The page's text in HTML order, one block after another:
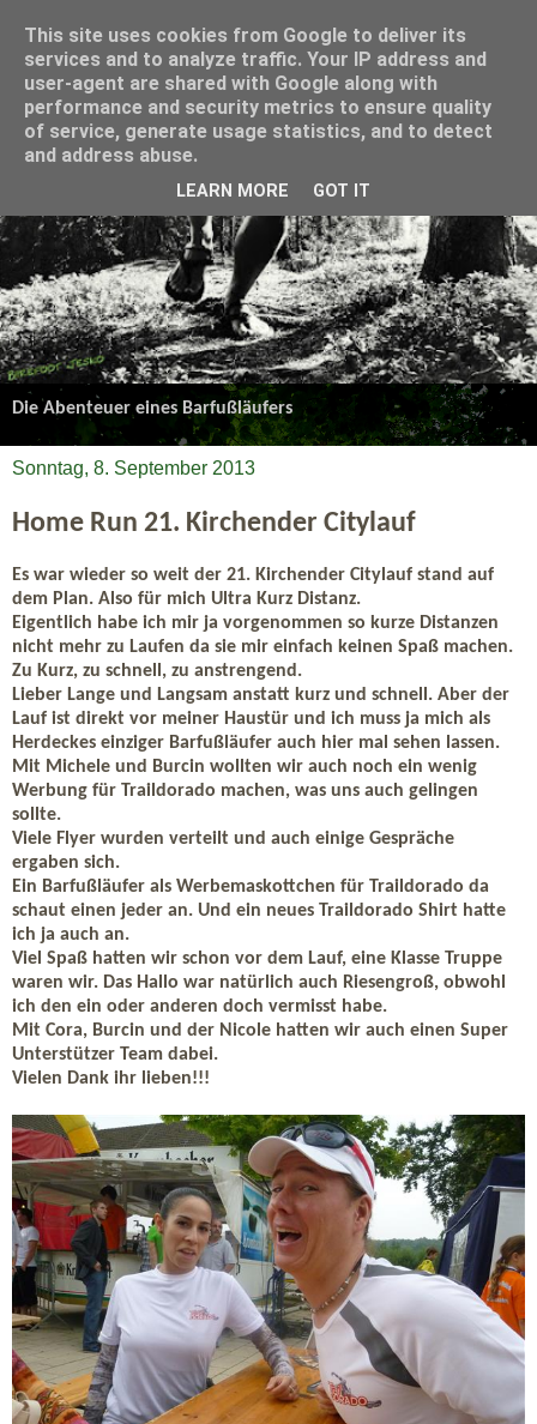
Die Abenteuer eines Barfußläufers
Sonntag, 8. September 2013
Home Run 21. Kirchender Citylauf
Es war wieder so weit der 21. Kirchender Citylauf stand auf
dem Plan. Also für mich Ultra Kurz Distanz.
Eigentlich habe ich mir ja vorgenommen so kurze Distanzen
nicht mehr zu Laufen da sie mir einfach keinen Spaß machen.
Zu Kurz, zu schnell, zu anstrengend.
Lieber Lange und Langsam anstatt kurz und schnell. Aber der
Lauf ist direkt vor meiner Haustür und ich muss ja mich als
Herdeckes einziger Barfußläufer auch hier mal sehen lassen.
Mit Michele und Burcin wollten wir auch noch ein wenig
Werbung für Traildorado machen, was uns auch gelingen
sollte.
Viele Flyer wurden verteilt und auch einige Gespräche
ergaben sich.
Ein Barfußläufer als Werbemaskottchen für Traildorado da
schaut einen jeder an. Und ein neues Traildorado Shirt hatte
ich ja auch an.
Viel Spaß hatten wir schon vor dem Lauf, eine Klasse Truppe
waren wir. Das Hallo war natürlich auch Riesengroß, obwohl
ich den ein oder anderen doch vermisst habe.
Mit Cora, Burcin und der Nicole hatten wir auch einen Super
Unterstützer Team dabei.
Vielen Dank ihr lieben!!!
This site uses cookies from Google to deliver its
services and to analyze traffic. Your IP address and
user-agent are shared with Google along with
performance and security metrics to ensure quality
of service, generate usage statistics, and to detect
and address abuse.
LEARN MORE GOT IT